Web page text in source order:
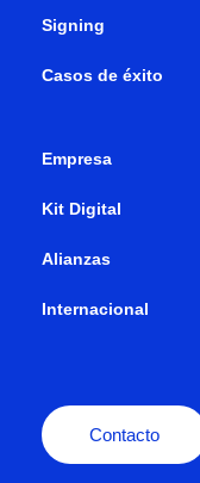
Signing
Casos de éxito
Empresa
Kit Digital
Alianzas
Internacional
Contacto